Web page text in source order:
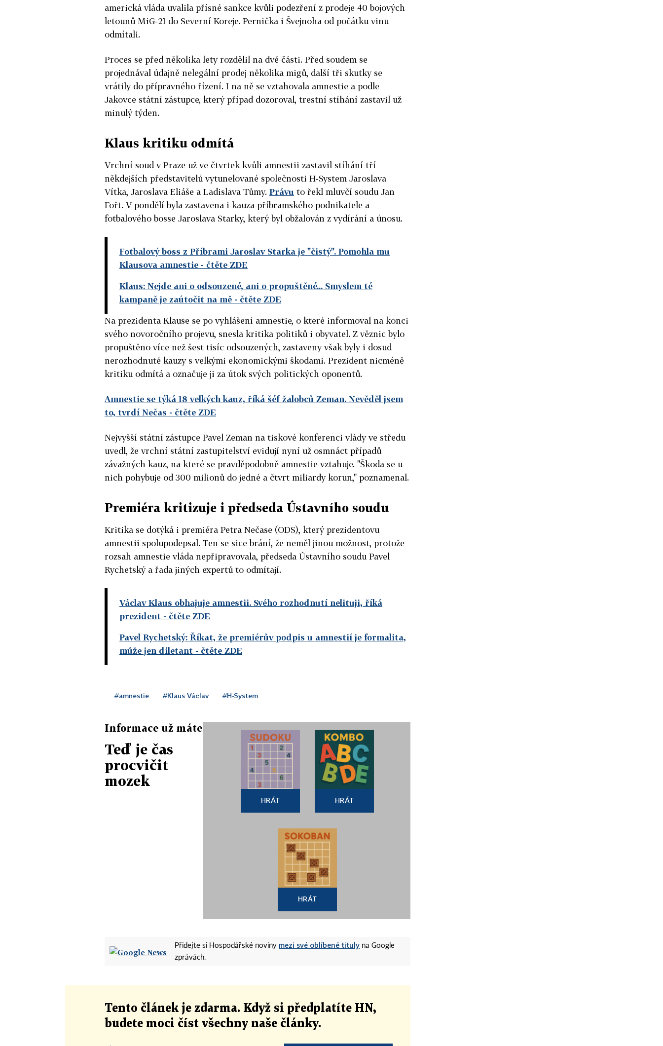
americká vláda uvalila přísné sankce kvůli podezření z prodeje 40 bojových
letounů MiG-21 do Severní Koreje. Pernička i Švejnoha od počátku vinu
odmítali.
Proces se před několika lety rozdělil na dvě části. Před soudem se
projednával údajně nelegální prodej několika migů, další tři skutky se
vrátily do přípravného řízení. I na ně se vztahovala amnestie a podle
Jakovce státní zástupce, který případ dozoroval, trestní stíhání zastavil už
minulý týden.
Klaus kritiku odmítá
Vrchní soud v Praze už ve čtvrtek kvůli amnestii zastavil stíhání tří
někdejších představitelů vytunelované společnosti H-System Jaroslava
Vítka, Jaroslava Eliáše a Ladislava Tůmy. Právu to řekl mluvčí soudu Jan
Fořt. V pondělí byla zastavena i kauza příbramského podnikatele a
fotbalového bosse Jaroslava Starky, který byl obžalován z vydírání a únosu.
Fotbalový boss z Příbrami Jaroslav Starka je "čistý". Pomohla mu
Klausova amnestie - čtěte ZDE
Klaus: Nejde ani o odsouzené, ani o propuštěné... Smyslem té
kampaně je zaútočit na mě - čtěte ZDE
Na prezidenta Klause se po vyhlášení amnestie, o které informoval na konci
svého novoročního projevu, snesla kritika politiků i obyvatel. Z věznic bylo
propuštěno více než šest tisíc odsouzených, zastaveny však byly i dosud
nerozhodnuté kauzy s velkými ekonomickými škodami. Prezident nicméně
kritiku odmítá a označuje ji za útok svých politických oponentů.
Amnestie se týká 18 velkých kauz, říká šéf žalobců Zeman. Nevěděl jsem
to, tvrdí Nečas - čtěte ZDE
Nejvyšší státní zástupce Pavel Zeman na tiskové konferenci vlády ve středu
uvedl, že vrchní státní zastupitelství evidují nyní už osmnáct případů
závažných kauz, na které se pravděpodobně amnestie vztahuje. "Škoda se u
nich pohybuje od 300 milionů do jedné a čtvrt miliardy korun," poznamenal.
Premiéra kritizuje i předseda Ústavního soudu
Kritika se dotýká i premiéra Petra Nečase (ODS), který prezidentovu
amnestii spolupodepsal. Ten se sice brání, že neměl jinou možnost, protože
rozsah amnestie vláda nepřipravovala, předseda Ústavního soudu Pavel
Rychetský a řada jiných expertů to odmítají.
Václav Klaus obhajuje amnestii. Svého rozhodnutí nelituji, říká
prezident - čtěte ZDE
Pavel Rychetský: Říkat, že premiérův podpis u amnestií je formalita,
může jen diletant - čtěte ZDE
#amnestie #Klaus Václav #H-System
Informace už máte
Teď je čas
procvičit
mozek
HRÁT HRÁT
HRÁT
Přidejte si Hospodářské noviny mezi své oblíbené tituly na Google
zprávách.
Tento článek je zdarma. Když si předplatíte HN,
budete moci číst všechny naše články.